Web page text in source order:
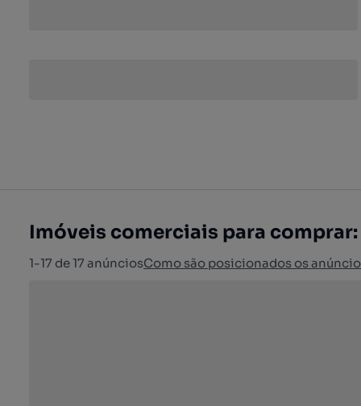
Imóveis comerciais para comprar:
1-17 de 17 anúnciosComo são posicionados os